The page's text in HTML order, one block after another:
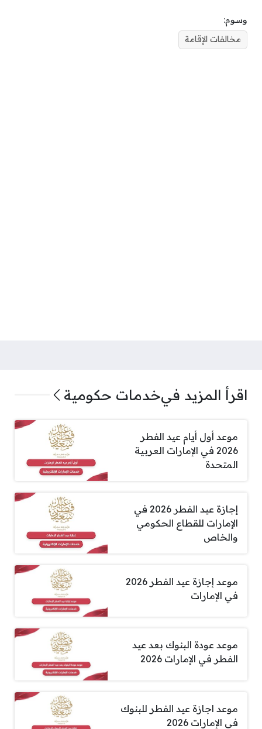
وسوم:
مخالفات الإقامة
اقرأ المزيد فيخدمات حكومية
موعد أول أيام عيد الفطر
2026 في الإمارات العربية
المتحدة
إجازة عيد الفطر 2026 في
الإمارات للقطاع الحكومي
والخاص
موعد إجازة عيد الفطر 2026
في الإمارات
موعد عودة البنوك بعد عيد
الفطر في الإمارات 2026
موعد اجازة عيد الفطر للبنوك
في الإمارات 2026